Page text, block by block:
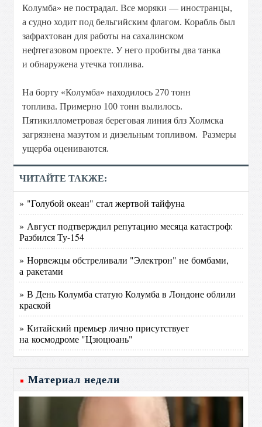
Колумба» не пострадал. Все моряки — иностранцы,
а судно ходит под бельгийским флагом. Корабль был
зафрахтован для работы на сахалинском
нефтегазовом проекте. У него пробиты два танка
и обнаружена утечка топлива.
На борту «Колумба» находилось 270 тонн
топлива. Примерно 100 тонн вылилось.
Пятикиллометровая береговая линия блз Холмска
загрязнена мазутом и дизельным топливом. Размеры
ущерба оцениваются.
ЧИТАЙТЕ ТАКЖЕ:
» "Голубой океан" стал жертвой тайфуна
» Август подтверждил репутацию месяца катастроф:
Разбился Ту-154
» Норвежцы обстреливали "Электрон" не бомбами,
а ракетами
» В День Колумба статую Колумба в Лондоне облили
краской
» Китайский премьер лично присутствует
на космодроме "Цзюцюань"
Материал недели